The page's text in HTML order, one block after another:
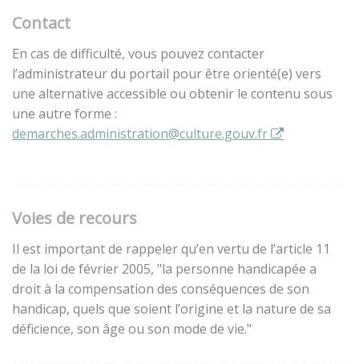
Contact
En cas de difficulté, vous pouvez contacter
l’administrateur du portail pour être orienté(e) vers
une alternative accessible ou obtenir le contenu sous
une autre forme :
demarches.administration@culture.gouv.fr
Voies de recours
Il est important de rappeler qu’en vertu de l’article 11
de la loi de février 2005, "la personne handicapée a
droit à la compensation des conséquences de son
handicap, quels que soient l’origine et la nature de sa
déficience, son âge ou son mode de vie."